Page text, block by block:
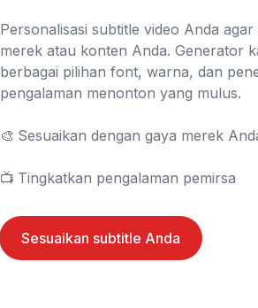
Personalisasi subtitle video Anda
merek atau konten Anda. Generator
berbagai pilihan font, warna, dan
pengalaman menonton yang mulus.
🎨	Sesuaikan dengan gaya merek Anda
📺	Tingkatkan pengalaman pemirsa
Sesuaikan subtitle Anda